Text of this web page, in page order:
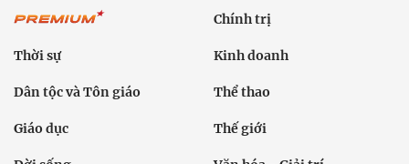
Chính trị
Thời sự Kinh doanh
Dân tộc và Tôn giáo Thể thao
Giáo dục Thế giới